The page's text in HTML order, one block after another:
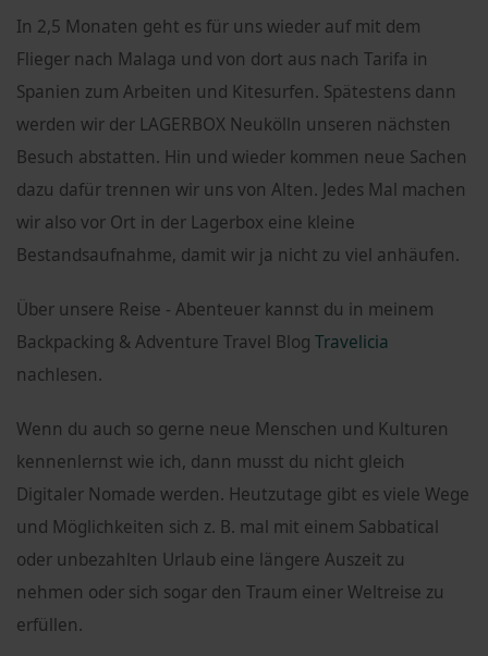
In 2,5 Monaten geht es für uns wieder auf mit dem
Flieger nach Malaga und von dort aus nach Tarifa in
Spanien zum Arbeiten und Kitesurfen. Spätestens dann
werden wir der LAGERBOX Neukölln unseren nächsten
Besuch abstatten. Hin und wieder kommen neue Sachen
dazu dafür trennen wir uns von Alten. Jedes Mal machen
wir also vor Ort in der Lagerbox eine kleine
Bestandsaufnahme, damit wir ja nicht zu viel anhäufen.
Über unsere Reise - Abenteuer kannst du in meinem
Backpacking & Adventure Travel Blog Travelicia
nachlesen.
Wenn du auch so gerne neue Menschen und Kulturen
kennenlernst wie ich, dann musst du nicht gleich
Digitaler Nomade werden. Heutzutage gibt es viele Wege
und Möglichkeiten sich z. B. mal mit einem Sabbatical
oder unbezahlten Urlaub eine längere Auszeit zu
nehmen oder sich sogar den Traum einer Weltreise zu
erfüllen.